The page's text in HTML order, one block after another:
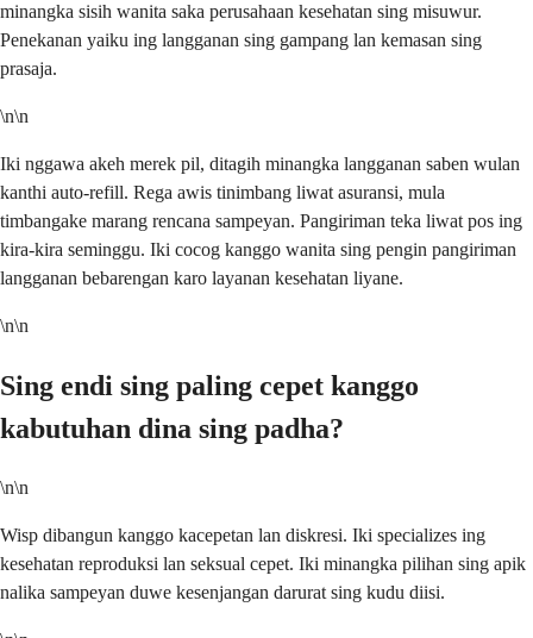
minangka sisih wanita saka perusahaan kesehatan sing misuwur.
Penekanan yaiku ing langganan sing gampang lan kemasan sing
prasaja.
\n\n
Iki nggawa akeh merek pil, ditagih minangka langganan saben wulan
kanthi auto-refill. Rega awis tinimbang liwat asuransi, mula
timbangake marang rencana sampeyan. Pangiriman teka liwat pos ing
kira-kira seminggu. Iki cocog kanggo wanita sing pengin pangiriman
langganan bebarengan karo layanan kesehatan liyane.
\n\n
Sing endi sing paling cepet kanggo
kabutuhan dina sing padha?
\n\n
Wisp dibangun kanggo kacepetan lan diskresi. Iki specializes ing
kesehatan reproduksi lan seksual cepet. Iki minangka pilihan sing apik
nalika sampeyan duwe kesenjangan darurat sing kudu diisi.